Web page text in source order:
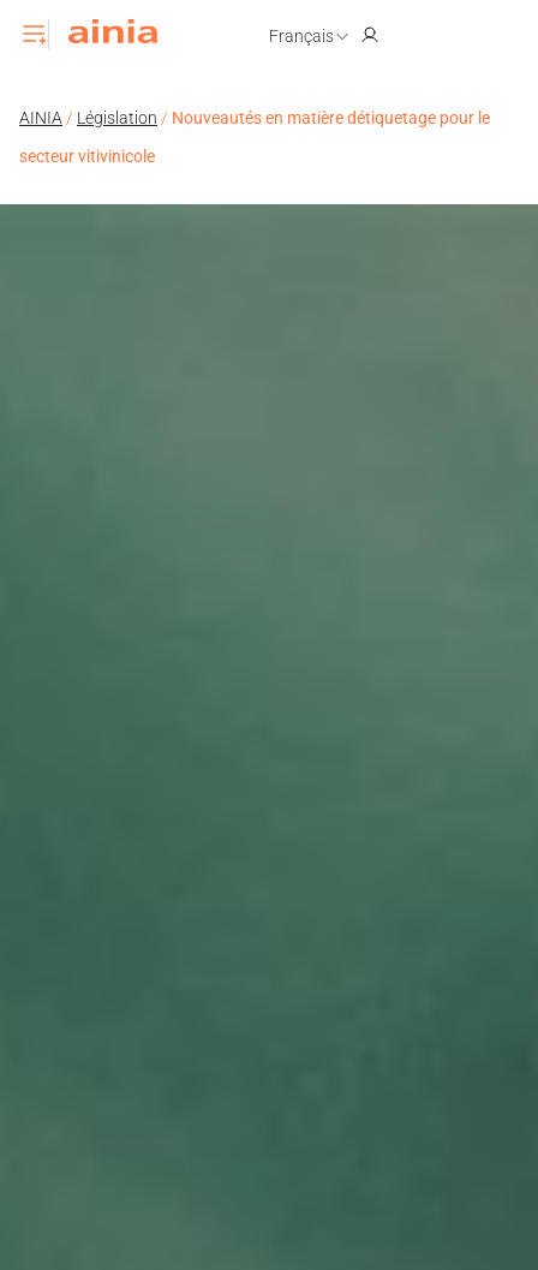
Français
AINIA / Législation / Nouveautés en matière détiquetage pour le
secteur vitivinicole